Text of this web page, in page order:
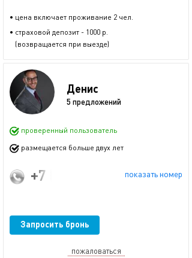
• цена включает проживание 2 чел.
• страховой депозит - 1000 р.
(возвращается при выезде)
Денис
5 предложений
проверенный пользователь
размещается больше двух лет
показать номер
+7 (915) 338-74-86
Запросить бронь
пожаловаться